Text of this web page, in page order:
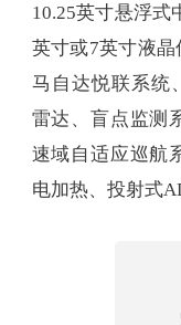
10.25英寸悬浮式
英寸或7英寸液
马自达悦联系统
雷达、盲点监测
速域自适应巡航
电加热、投射式